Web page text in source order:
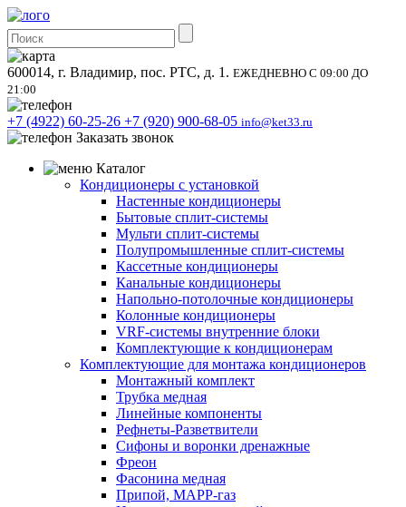
600014, г. Владимир, пос. РТС, д. 1. ЕЖЕДНЕВНО С 09:00 ДО
21:00
+7 (4922) 60-25-26 +7 (920) 900-68-05 info@ket33.ru
Заказать звонок
Каталог
Кондиционеры с установкой
Настенные кондиционеры
Бытовые сплит-системы
Мульти сплит-системы
Полупромышленные сплит-системы
Кассетные кондиционеры
Канальные кондиционеры
Напольно-потолочные кондиционеры
Колонные кондиционеры
VRF-системы внутренние блоки
Комплектующие к кондиционерам
Комплектующие для монтажа кондиционеров
Монтажный комплект
Трубка медная
Линейные компоненты
Рефнеты-Разветвители
Сифоны и воронки дренажные
Фреон
Фасонина медная
Припой, МАРР-газ